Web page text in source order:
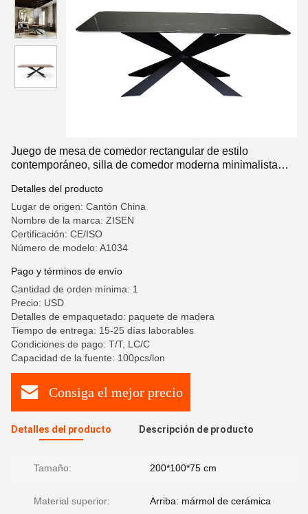
Juego de mesa de comedor rectangular de estilo
contemporáneo, silla de comedor moderna minimalista
Detalles del producto
Lugar de origen: Cantón China
Nombre de la marca: ZISEN
Certificación: CE/ISO
Número de modelo: A1034
Pago y términos de envío
Cantidad de orden mínima: 1
Precio: USD
Detalles de empaquetado: paquete de madera
Tiempo de entrega: 15-25 días laborables
Condiciones de pago: T/T, LC/C
Capacidad de la fuente: 100pcs/lon
Consiga el mejor precio
Detalles del producto Descripción de producto
Tamaño: 200*100*75 cm
Material superior: Arriba: mármol de cerámica